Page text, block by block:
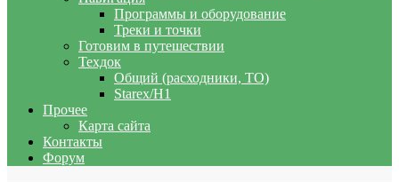
Программы и оборудование
Треки и точки
Готовим в путешествии
Техдок
Общий (расходники, ТО)
Starex/H1
Прочее
Карта сайта
Контакты
Форум